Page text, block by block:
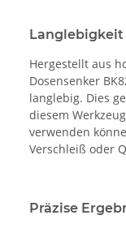
Hergestellt aus
Dosensenker
langlebig. Dies
diesem
verwenden
Verschleiß oder
Präzise